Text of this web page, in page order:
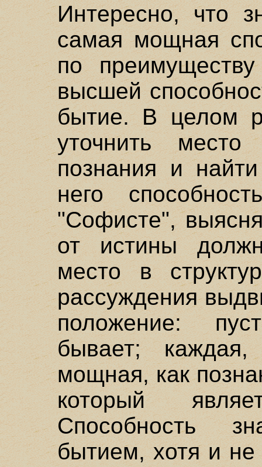
Интересно, что
самая мощная
по
высшей
бытие. В целом
уточнить
познания и
него
"Софисте",
от истины
место в
рассуждения
положение:
бывает;
мощная, как
который
Способность
бытием, хотя и